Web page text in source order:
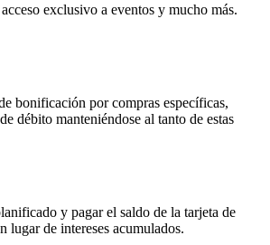
exclusivo a eventos y mucho más.
bonificación por compras específicas,
débito manteniéndose al tanto de estas
y pagar el saldo de la tarjeta de
lugar de intereses acumulados.